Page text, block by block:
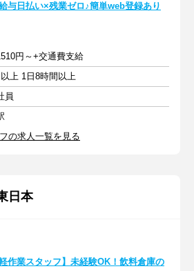
与日払い×残業ゼロ♪簡単web登録あり
円～+交通費支給
上 1日8時間以上
員
の求人一覧を見る
日本
軽作業スタッフ】未経験OK！飲料倉庫の